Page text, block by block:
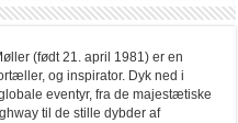
(født 21. april 1981) er en
og inspirator. Dyk ned i
eventyr, fra de majestætiske
til de stille dybder af